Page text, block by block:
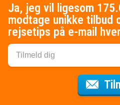
Ja, jeg vil ligesom
modtage unikke tilbud
rejsetips på e-mail